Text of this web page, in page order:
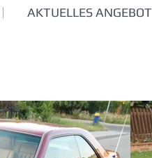
AKTUELLES ANGEBOT